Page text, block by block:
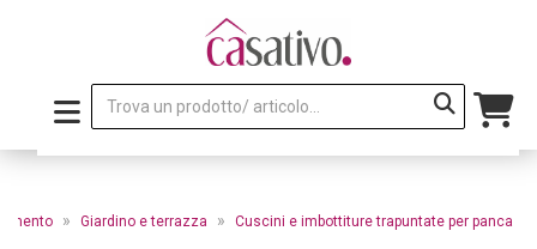
» Giardino e terrazza » Cuscini e imbottiture trapuntate per panca